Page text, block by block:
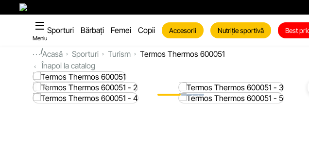
Meniu
Sporturi Bărbați Femei Copii Accesorii Nutriție sportivă Best
...Acasă Sporturi Turism
Termos Thermos 600051
Înapoi la catalog